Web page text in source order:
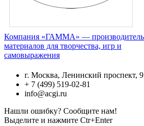
Компания «ГАММА» — производитель
материалов для творчества, игр и
самовыражения
г. Москва, Ленинский проспект, 9
+ 7 (499) 519-02-81
info@acgi.ru
Нашли ошибку? Сообщите нам!
Выделите и нажмите Ctr+Enter